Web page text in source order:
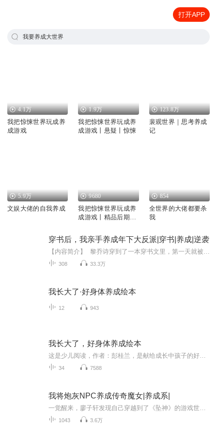
打开APP
我要养成大世界
4.1万
我把惊悚世界玩成养
成游戏
1.9万
我把惊悚世界玩成养
成游戏丨悬疑丨惊悚
123.8万
裴观世界｜思考养成
记
5.9万
文娱大佬的自我养成
9680
我把惊悚世界玩成养
成游戏丨精品后期丨
854
全世界的大佬都要杀
我
穿书后，我亲手养成年下大反派|穿书|养成|逆袭
308 33.3万
我长大了·好身体养成绘本
12 943
我长大了，好身体养成绘本
34 7588
我将炮灰NPC养成传奇魔女|养成系|
1043 3.6万